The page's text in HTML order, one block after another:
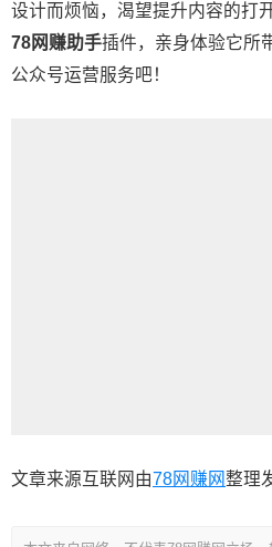
设计而烦恼，渴望提升内容的打
78网赚助手插件，亲身体验它所
公众号运营服务吧！
文章来源互联网由78网赚网整理